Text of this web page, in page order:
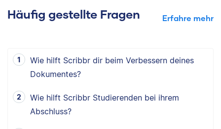
Häufig gestellte Fragen Erfahre mehr
Wie hilft Scribbr dir beim Verbessern deines
Dokumentes?
Wie hilft Scribbr Studierenden bei ihrem
Abschluss?